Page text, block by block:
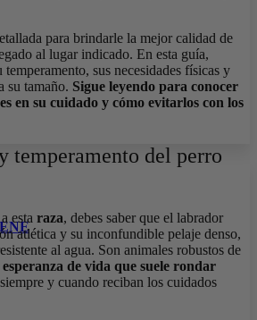
para brindarle la mejor calidad de
al lugar indicado. En esta guía,
sus necesidades físicas y
su tamaño. Sigue leyendo para conocer
en su cuidado y cómo evitarlos con los
temperamento del perro
esta raza, debes saber que el labrador
atlética y su inconfundible pelaje denso,
al agua. Son animales robustos de
esperanza de vida que suele rondar
y cuando reciban los cuidados